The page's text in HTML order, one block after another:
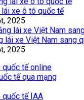
xe ô tô quốc tế
2025
lái xe Việt Nam sang
2025
tế qua mạng